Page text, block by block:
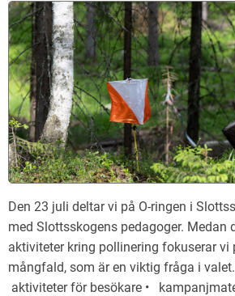
Den 23 juli deltar vi på O-ringen i
med Slottsskogens pedagoger. Medan
aktiviteter kring pollinering fokuserar vi
mångfald, som är en viktig fråga i
aktiviteter för besökare •